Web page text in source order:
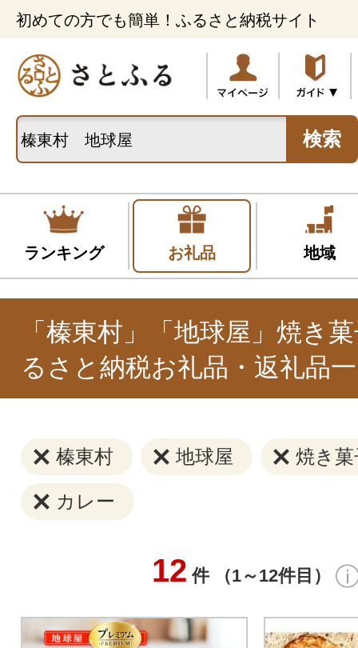
初めての方でも簡単！ふるさと納税サイト
検索
ランキング お礼品 地域
「榛東村」「地球屋」焼き
るさと納税お礼品・返礼品
榛東村 地球屋 焼き菓
カレー
12 件 （1～12件目）